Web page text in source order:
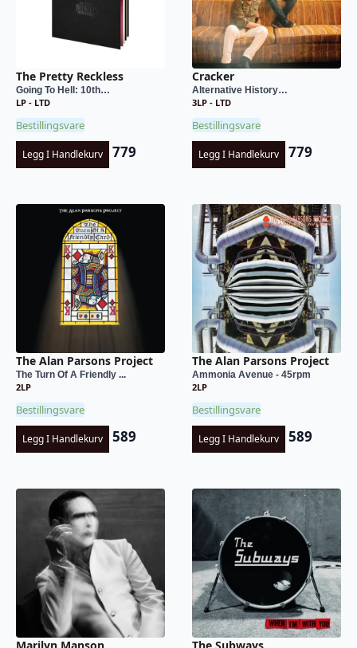
The Pretty Reckless
Going To Hell: 10th…
LP - LTD
Bestillingsvare
Legg I Handlekurv 779
Cracker
Alternative History…
3LP - LTD
Bestillingsvare
Legg I Handlekurv 779
The Alan Parsons Project
The Turn Of A Friendly ...
2LP
Bestillingsvare
Legg I Handlekurv 589
The Alan Parsons Project
Ammonia Avenue - 45rpm
2LP
Bestillingsvare
Legg I Handlekurv 589